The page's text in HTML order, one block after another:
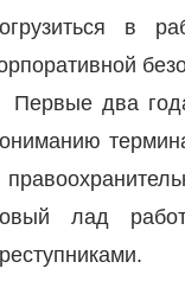
в
Первые два
лад